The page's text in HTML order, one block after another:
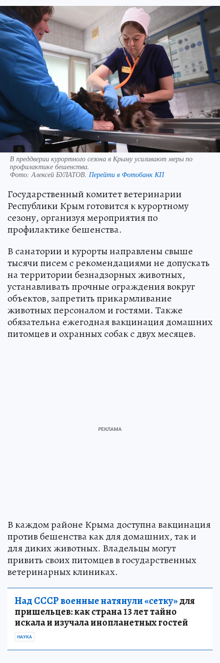
В преддверии курортного сезона в Крыму усиливают меры по
профилактике бешенства.
Фото:Алексей БУЛАТОВ. Перейти в Фотобанк КП
Государственный комитет ветеринарии
Республики Крым готовится к курортному
сезону, организуя мероприятия по
профилактике бешенства.
В санатории и курорты направлены свыше
тысячи писем с рекомендациями не допускать
на территории безнадзорных животных,
устанавливать прочные ограждения вокруг
объектов, запретить прикармливание
животных персоналом и гостями. Также
обязательна ежегодная вакцинация домашних
питомцев и охранных собак с двух месяцев.
В каждом районе Крыма доступна вакцинация
против бешенства как для домашних, так и
для диких животных. Владельцы могут
привить своих питомцев в государственных
ветеринарных клиниках.
Над СССР военные натянули «сетку»для
пришельцев: как страна 13 лет тайно
искала и изучала инопланетных гостей
НАУКА